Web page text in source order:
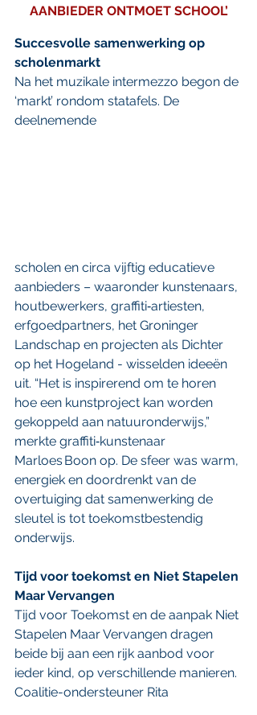
AANBIEDER ONTMOET SCHOOL’
Succesvolle samenwerking op
scholenmarkt
Na het muzikale intermezzo begon de
‘markt’ rondom statafels. De
deelnemende
scholen en circa vijftig educatieve
aanbieders – waaronder kunstenaars,
houtbewerkers, graffiti‑artiesten,
erfgoedpartners, het Groninger
Landschap en projecten als Dichter
op het Hogeland - wisselden ideeën
uit. “Het is inspirerend om te horen
hoe een kunstproject kan worden
gekoppeld aan natuuronderwijs,”
merkte graffiti‑kunstenaar
Marloes Boon op. De sfeer was warm,
energiek en doordrenkt van de
overtuiging dat samenwerking de
sleutel is tot toekomstbestendig
onderwijs.
Tijd voor toekomst en Niet Stapelen
Maar Vervangen
Tijd voor Toekomst en de aanpak Niet
Stapelen Maar Vervangen dragen
beide bij aan een rijk aanbod voor
ieder kind, op verschillende manieren.
Coalitie-ondersteuner Rita